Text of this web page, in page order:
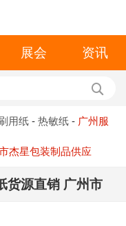
展会 资讯
用纸 -热敏纸 - 广州服
杰星包装制品供应
货源直销 广州市